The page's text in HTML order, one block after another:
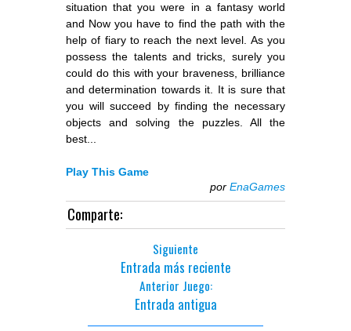
situation that you were in a fantasy world
and Now you have to find the path with the
help of fiary to reach the next level. As you
possess the talents and tricks, surely you
could do this with your braveness, brilliance
and determination towards it. It is sure that
you will succeed by finding the necessary
objects and solving the puzzles. All the
best...
Play This Game
por EnaGames
Comparte:
Siguiente
Entrada más reciente
Anterior Juego:
Entrada antigua